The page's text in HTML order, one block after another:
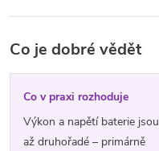
Co je dobré vědět
Co v praxi rozhoduje
Výkon a napětí baterie jsou
až druhořadé – primárně